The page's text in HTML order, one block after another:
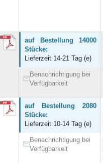
auf Bestellung 14000
Stücke:
Lieferzeit 14-21 Tag (e)
Benachrichtigung bei
Verfügbarkeit
auf Bestellung 2080
Stücke:
Lieferzeit 10-14 Tag (e)
Benachrichtigung bei
Verfügbarkeit